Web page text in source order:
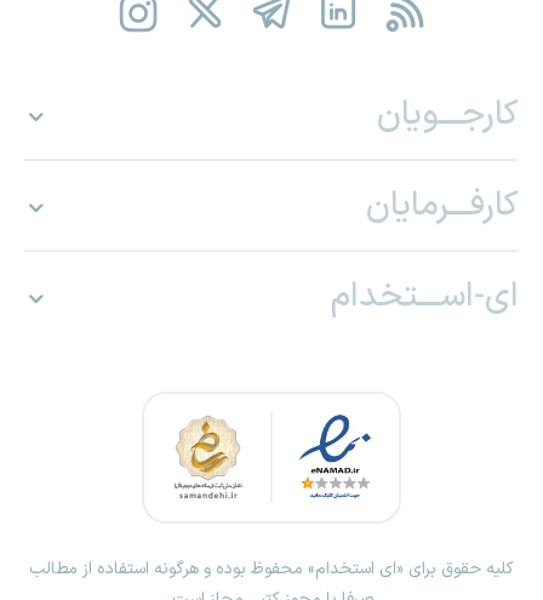
کارجـــویان
کارفـــرمایان
ای-اســـتخدام
کلیه حقوق برای «ای استخدام» محفوظ بوده و هرگونه استفاده از مطالب